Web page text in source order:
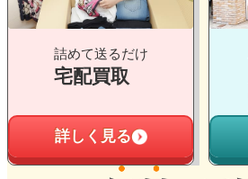
詰めて送るだけ
宅配買取
詳しく見る
ン
ク
ン
ク